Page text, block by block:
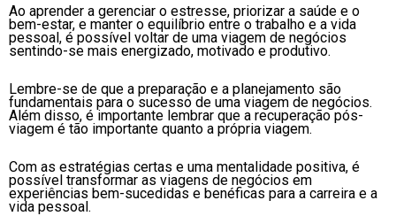
Ao aprender a gerenciar o estresse, priorizar a saúde e o
bem-estar, e manter o equilíbrio entre o trabalho e a vida
pessoal, é possível voltar de uma viagem de negócios
sentindo-se mais energizado, motivado e produtivo.
Lembre-se de que a preparação e a planejamento são
fundamentais para o sucesso de uma viagem de negócios.
Além disso, é importante lembrar que a recuperação pós-
viagem é tão importante quanto a própria viagem.
Com as estratégias certas e uma mentalidade positiva, é
possível transformar as viagens de negócios em
experiências bem-sucedidas e benéficas para a carreira e a
vida pessoal.